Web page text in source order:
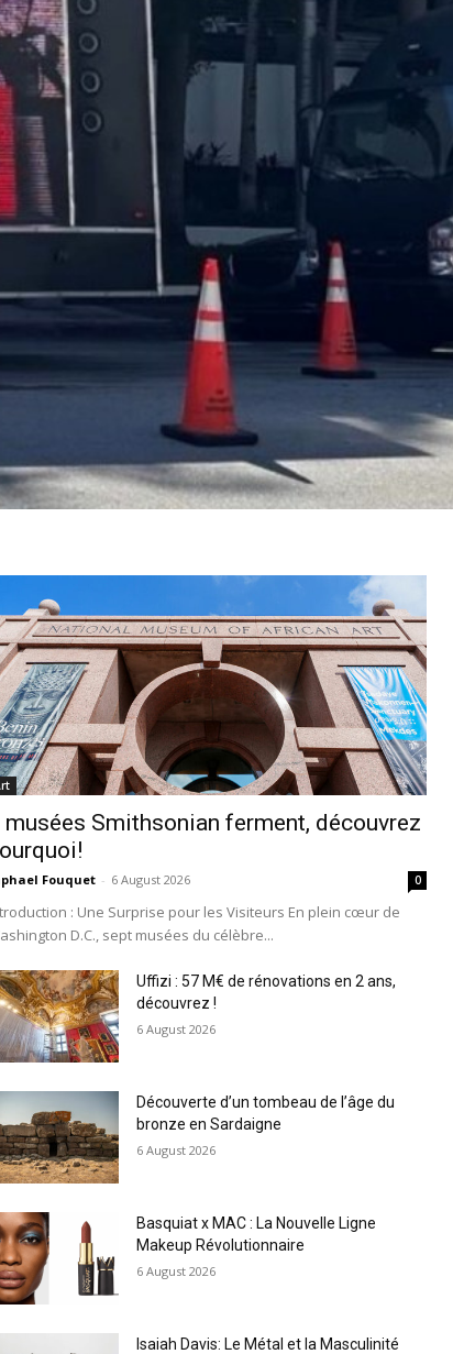
musées Smithsonian ferment, découvrez
Fouquet - 6 August 2026 0
: Une Surprise pour les Visiteurs En plein cœur de
D.C., sept musées du célèbre...
Uffizi : 57 M€ de rénovations en 2 ans,
découvrez !
6 August 2026
Découverte d’un tombeau de l’âge du
bronze en Sardaigne
6 August 2026
Basquiat x MAC : La Nouvelle Ligne
Makeup Révolutionnaire
6 August 2026
Isaiah Davis: Le Métal et la Masculinité